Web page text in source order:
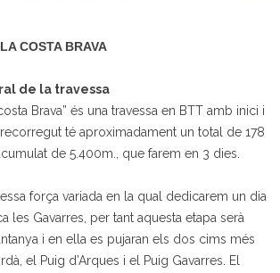
COSTA BRAVA
de la travessa
Brava” és una travessa en BTT amb inici i
té aproximadament un total de 178
de 5.400m., que farem en 3 dies.
força variada en la qual dedicarem un dia
les Gavarres, per tant aquesta etapa serà
i en ella es pujaran els dos cims més
el Puig d’Arques i el Puig Gavarres. El